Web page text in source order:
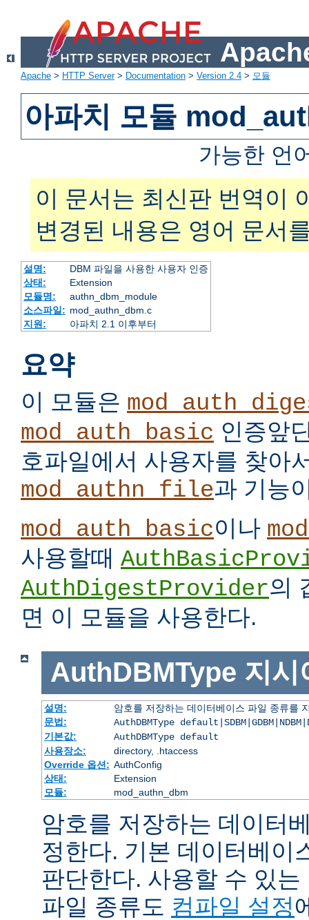
Apache > HTTP Server> Documentation > Version 2.4 > 모듈
아파치 모듈
가능한 언
이 문서는 최신판 번역이
변경된 내용은 영어 문서
설명:
DBM 파일을 사용한 사용자 인증
상태:
Extension
모듈명:
authn_dbm_module
소스파일: mod_authn_dbm.c
지원:
아파치 2.1 이후부터
요약
이 모듈은
mod_auth_basic 인증앞
호파일에서 사용자를 찾아
mod_authn_file과 기능
mod_auth_basic이나
사용할때
AuthDigestProvider의
면 이 모듈을 사용한다.
AuthDBMType 지시
설명:
암호를 저장하는 데이터베이스 파일 종류를
문법:
AuthDBMType
기본값:
AuthDBMType default
사용장소:
directory, .htaccess
Override 옵션: AuthConfig
상태:
Extension
모듈:
mod_authn_dbm
암호를 저장하는 데이터
정한다. 기본 데이터베이
판단한다. 사용할 수 있
파일 종류도 컴파일 설정